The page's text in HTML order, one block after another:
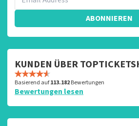
ABONNIEREN
KUNDEN ÜBER
Basierend auf113.182Bewertungen
Bewertungen lesen